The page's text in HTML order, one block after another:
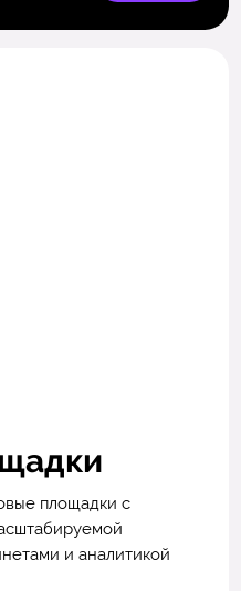
площадки с
и аналитикой